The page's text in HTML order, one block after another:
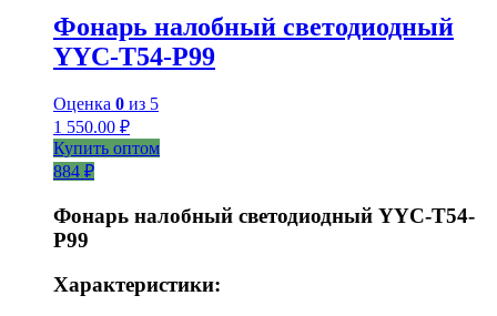
Фонарь налобный светодиодный
YYC-T54-P99
Оценка 0 из 5
1 550.00 ₽
Купить оптом
884 ₽
Фонарь налобный светодиодный YYC-T54-
P99
Характеристики: